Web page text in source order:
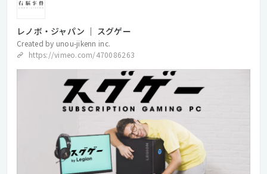
レノボ・ジャパン ｜ スグゲー
Created by unou-jikenn inc.
https://vimeo.com/470086263